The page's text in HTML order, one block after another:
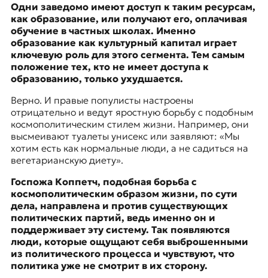
Одни заведомо имеют доступ к таким ресурсам,
как образование, или получают его, оплачивая
обучение в частных школах. Именно
образование как культурный капитал играет
ключевую роль для этого сегмента. Тем самым
положение тех, кто не имеет доступа к
образованию, только ухудшается.
Верно. И правые популисты настроены
отрицательно и ведут яростную борьбу с подобным
космополитическим стилем жизни. Например, они
высмеивают туалеты унисекс или заявляют: «Мы
хотим есть как нормальные люди, а не садиться на
вегетарианскую диету».
Госпожа Коппетч, подобная борьба с
космополитическим образом жизни, по сути
дела, направлена и против существующих
политических партий, ведь именно он и
поддерживает эту систему. Так появляются
люди, которые ощущают себя выброшенными
из политического процесса и чувствуют, что
политика уже не смотрит в их сторону.